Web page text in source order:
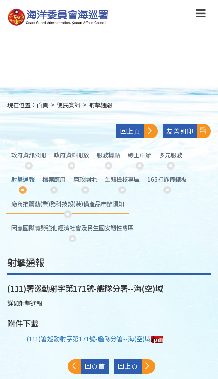
到
主
:::
現在位置： 首頁 > 便民資訊 > 射擊通報
回上頁 友善列印
政府資訊公開 政府資料開放 服務據點 線上申辦 多元服務
射擊通報 檔案應用 廉政園地 生態檢核專區 165打詐儀錶板
廠商推薦勤(業)務科技設(裝)備產品申辦須知
因應國際情勢強化經濟社會及民生國安韌性專區
射擊通報
(111)署巡勤射字第171號-艦隊分署--海(空)域
詳如射擊通報
附件下載
(111)署巡勤射字第171號-艦隊分署--海(空)域
回頁首 回上頁